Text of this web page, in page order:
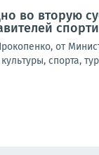
во вторую
от
спорта,